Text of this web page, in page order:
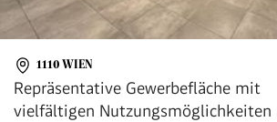
1110 WIEN
Repräsentative Gewerbefläche mit
vielfältigen Nutzungsmöglichkeiten